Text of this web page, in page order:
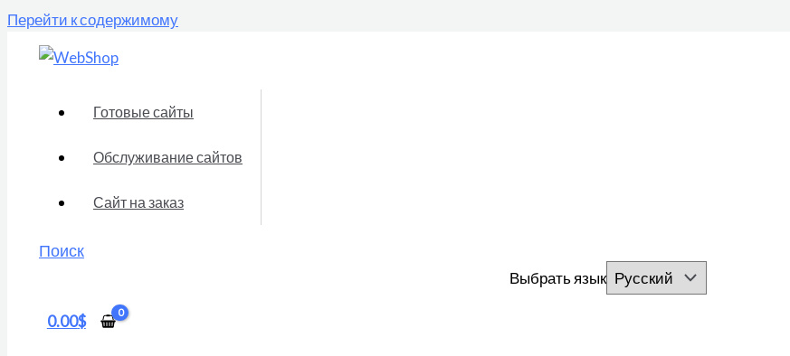
Перейти к содержимому
Готовые сайты
Обслуживание сайтов
Сайт на заказ
Поиск
Выбрать язык
0.00$